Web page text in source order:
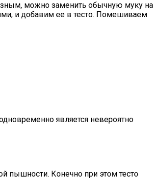
можно заменить обычную муку на
и добавим ее в тесто. Помешиваем
является невероятно
пышности. Конечно при этом тесто